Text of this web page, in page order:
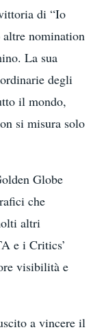
di “Io
nomination
La sua
degli
il mondo,
si misura solo
Globe
che
altri
e i Critics’
visibilità e
a vincere il